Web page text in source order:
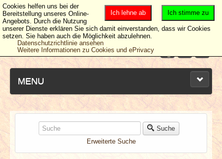
MENU
NEUESTE ARTIKEL
NEWS & DATES
Suche
Erweiterte Suche
Ich stimme zu
Ich lehne ab
Cookies helfen uns bei der
Bereitstellung unseres Online-
Angebots. Durch die Nutzung
unserer Dienste erklären Sie sich damit einverstanden, dass wir Cookies
setzen. Sie haben auch die Möglichkeit abzulehnen.
Datenschutzrichtlinie ansehen
Weitere Informationen zu Cookies und ePrivacy